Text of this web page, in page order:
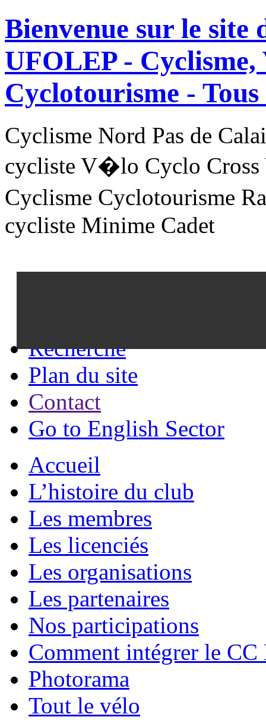
Bienvenue sur le site
UFOLEP -
Cyclotourisme -
Cyclisme Nord Pas de
cycliste V�lo Cyclo Cross
Cyclisme Cyclotourisme
cycliste Minime Cadet
Recherche
Plan du site
Contact
Go to English Sector
Accueil
L’histoire du club
Les membres
Les licenciés
Les organisations
Les partenaires
Nos participations
Comment intégrer le
Photorama
Tout le vélo